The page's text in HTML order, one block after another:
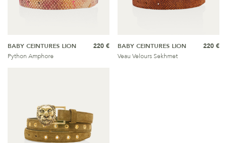
BABY CEINTURES LION
Python Amphore
220 €
BABY CEINTURES LION
Veau Velours Sekhmet
220 €